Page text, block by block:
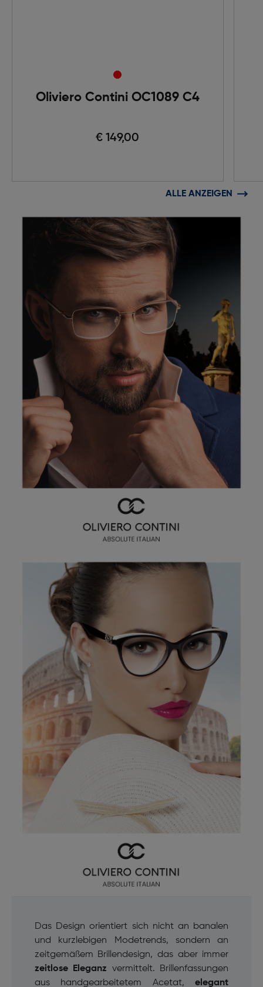
Oliviero Contini OC1089 C4
€ 149,00
ALLE ANZEIGEN
Das Design orientiert sich nicht an banalen
und kurzlebigen Modetrends, sondern an
zeitgemäßem Brillendesign, das aber immer
zeitlose Eleganz vermittelt. Brillenfassungen
aus handgearbeitetem Acetat,elegant